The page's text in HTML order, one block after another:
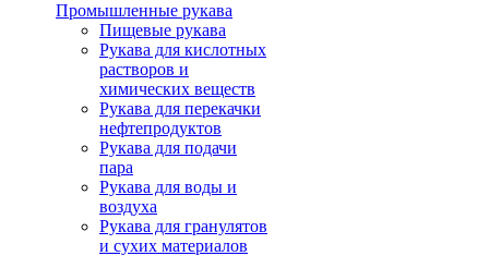
Промышленные рукава
Пищевые рукава
Рукава для кислотных
растворов и
химических веществ
Рукава для перекачки
нефтепродуктов
Рукава для подачи
пара
Рукава для воды и
воздуха
Рукава для гранулятов
и сухих материалов